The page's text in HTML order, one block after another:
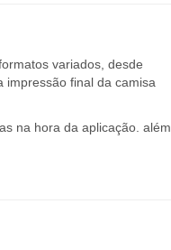
variados, desde
impressão final da camisa
na hora da aplicação. além